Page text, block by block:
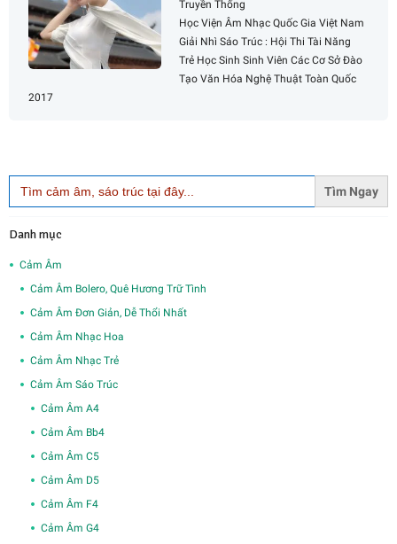
Truyền Thống
Học Viện Âm Nhạc Quốc Gia Việt Nam
Giải Nhì Sáo Trúc : Hội Thi Tài Năng
Trẻ Học Sinh Sinh Viên Các Cơ Sở Đào
Tạo Văn Hóa Nghệ Thuật Toàn Quốc
2017
Search
for:
Danh mục
Cảm Âm
Cảm Âm Bolero, Quê Hương Trữ Tình
Cảm Âm Đơn Giản, Dễ Thổi Nhất
Cảm Âm Nhạc Hoa
Cảm Âm Nhạc Trẻ
Cảm Âm Sáo Trúc
Cảm Âm A4
Cảm Âm Bb4
Cảm Âm C5
Cảm Âm D5
Cảm Âm F4
Cảm Âm G4